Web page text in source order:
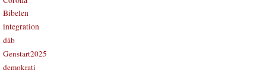
Bibelen
integration
dåb
Genstart2025
demokrati